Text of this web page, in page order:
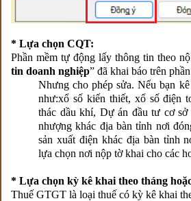
* Lựa chọn CQT:
Phần mềm tự động lấy thông tin theo
tin doanh nghiệp” đã khai báo trên
Nhưng cho phép sửa. Nếu bạn
như:xổ số kiến thiết, xổ số điện
thác dầu khí, Dự án đầu tư cơ sở
nhượng khác địa bàn tỉnh nơi
sản xuất điện khác địa bàn tỉnh
lựa chọn nơi nộp tờ khai cho các
* Lựa chọn kỳ kê khai theo tháng
Thuế GTGT là loại thuế có kỳ kê khai